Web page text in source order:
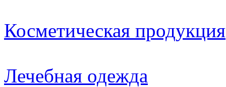
Косметическая продукция
Лечебная одежда